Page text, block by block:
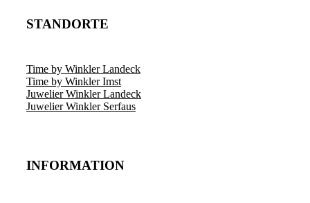
STANDORTE
Time by Winkler Landeck
Time by Winkler Imst
Juwelier Winkler Landeck
Juwelier Winkler Serfaus
INFORMATION